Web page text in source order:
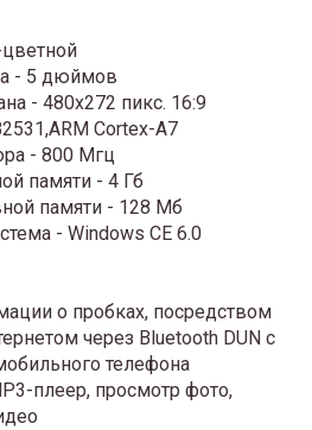
- 5 дюймов
- 480х272 пикс. 16:9
Cortex-A7
- 800 Мгц
памяти - 4 Гб
памяти - 128 Мб
- Windows CE 6.0
о пробках, посредством
через Bluetooth DUN с
телефона
плеер, просмотр фото,